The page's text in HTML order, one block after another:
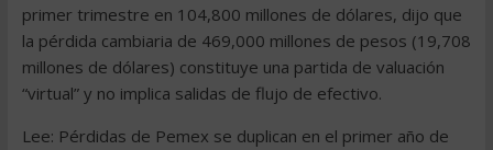
primer trimestre en 104,800 millones de dólares, dijo que
la pérdida cambiaria de 469,000 millones de pesos (19,708
millones de dólares) constituye una partida de valuación
“virtual” y no implica salidas de flujo de efectivo.
Lee: Pérdidas de Pemex se duplican en el primer año de